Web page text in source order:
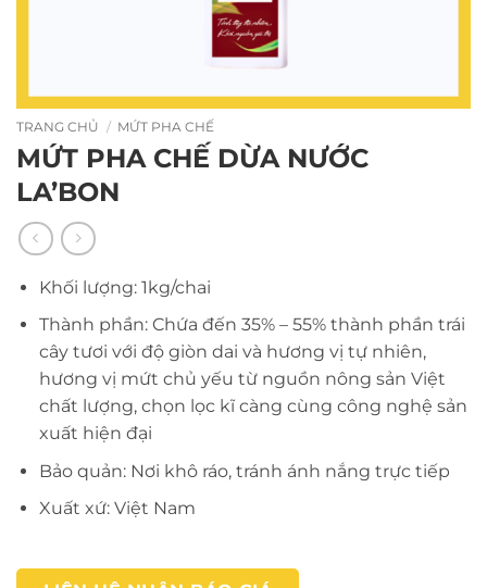
TRANG CHỦ / MỨT PHA CHẾ
MỨT PHA CHẾ DỪA NƯỚC
LA’BON
Khối lượng: 1kg/chai
Thành phần: Chứa đến 35% – 55% thành phần trái
cây tươi với độ giòn dai và hương vị tự nhiên,
hương vị mứt chủ yếu từ nguồn nông sản Việt
chất lượng, chọn lọc kĩ càng cùng công nghệ sản
xuất hiện đại
Bảo quản: Nơi khô ráo, tránh ánh nắng trực tiếp
Xuất xứ: Việt Nam